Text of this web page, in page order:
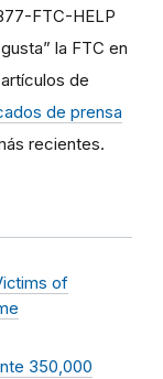
FTC-HELP
la FTC en
de
de prensa
recientes.
of
350,000